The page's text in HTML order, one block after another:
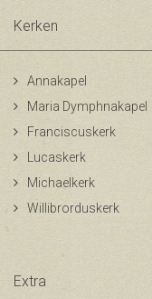
Kerken
Annakapel
Maria Dymphnakapel
Franciscuskerk
Lucaskerk
Michaelkerk
Willibrorduskerk
Extra